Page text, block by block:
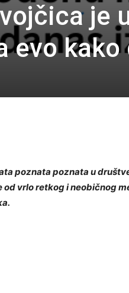
je
evo
poznata poznata u
vrlo retkog i neobičnog